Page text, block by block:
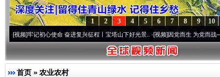
10
9
8
7
6
5
4
3
2
1
初心使命 奋进复兴征程丨宝塔山下好光景..·[视频]因党而生 为党而战——百年“纪
首页 » 农业农村